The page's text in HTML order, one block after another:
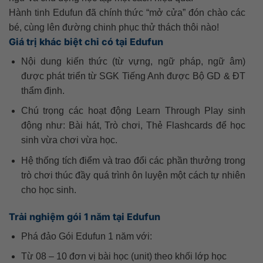
Hành tinh Edufun đã chính thức “mở cửa” đón chào các
bé, cùng lên đường chinh phục thử thách thôi nào!
Giá trị khác biệt chỉ có tại Edufun
Nội dung kiến thức (từ vựng, ngữ pháp, ngữ âm)
được phát triển từ SGK Tiếng Anh được Bộ GD & ĐT
thẩm định.
Chú trọng các hoạt động Learn Through Play sinh
động như: Bài hát, Trò chơi, Thẻ Flashcards để học
sinh vừa chơi vừa học.
Hệ thống tích điểm và trao đổi các phần thưởng trong
trò chơi thúc đầy quá trình ôn luyện một cách tự nhiên
cho học sinh.
Trải nghiệm gói 1 năm tại Edufun
Phá đảo Gói Edufun 1 năm với:
Từ 08 – 10 đơn vị bài học (unit) theo khối lớp học